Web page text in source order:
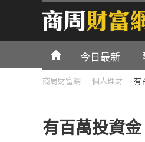
今日最新
商周財富網 個人理財 有
有百萬投資